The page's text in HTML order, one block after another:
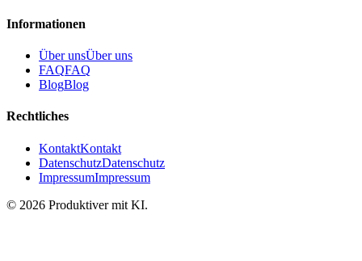
Informationen
Über unsÜber uns
FAQFAQ
BlogBlog
Rechtliches
KontaktKontakt
DatenschutzDatenschutz
ImpressumImpressum
© 2026 Produktiver mit KI.